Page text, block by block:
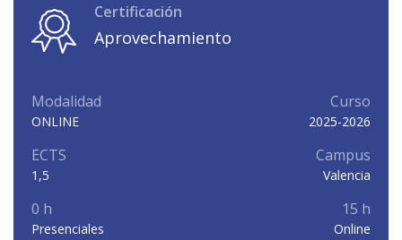
Certificación
Aprovechamiento
Modalidad
ONLINE
Curso
2025-2026
ECTS
1,5
Campus
Valencia
0 h
Presenciales
15 h
Online